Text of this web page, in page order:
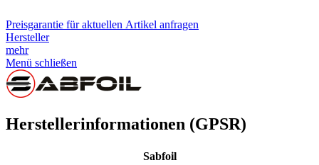
Preisgarantie für aktuellen Artikel anfragen
Hersteller
mehr
Menü schließen
Herstellerinformationen (GPSR)
Sabfoil